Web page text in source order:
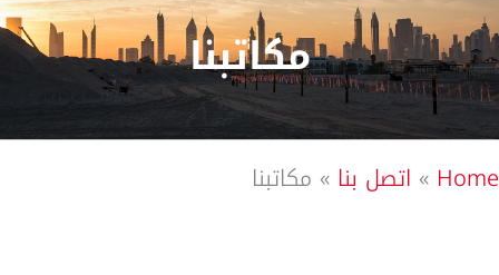
مكاتبنا
Home
» اتصل بنا » مكاتبنا